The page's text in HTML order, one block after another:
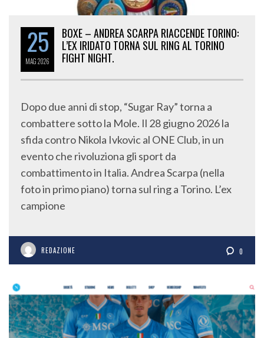
25
MAG2026
BOXE – ANDREA SCARPA RIACCENDE TORINO:
L’EX IRIDATO TORNA SUL RING AL TORINO
FIGHT NIGHT.
Dopo due anni di stop, “Sugar Ray” torna a
combattere sotto la Mole. Il 28 giugno 2026 la
sfida contro Nikola Ivkovic al ONE Club, in un
evento che rivoluziona gli sport da
combattimento in Italia. Andrea Scarpa (nella
foto in primo piano) torna sul ring a Torino. L’ex
campione
REDAZIONE 0